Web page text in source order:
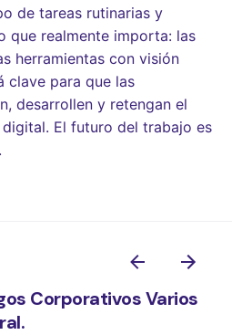
de tareas rutinarias y
que realmente importa: las
herramientas con visión
clave para que las
desarrollen y retengan el
El futuro del trabajo es
Corporativos Varios